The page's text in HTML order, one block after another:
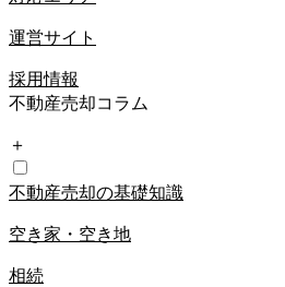
運営サイト
採用情報
不動産売却コラム
＋
不動産売却の基礎知識
空き家・空き地
相続